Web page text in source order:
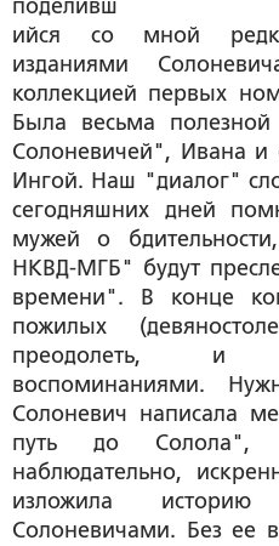
поделивш
ийся со мной
изданиями
коллекцией первых
Была весьма
Солоневичей", Ивана
Ингой. Наш "диалог"
сегодняшних дней
мужей о
НКВД-МГБ" будут
времени". В конце
пожилых
преодолеть, и
воспоминаниями.
Солоневич написала
путь до Солола",
наблюдательно,
изложила
Солоневичами. Без ее